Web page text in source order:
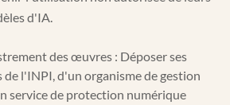
d'IA.
des œuvres : Déposer ses
de l'INPI, d'un organisme de gestion
service de protection numérique